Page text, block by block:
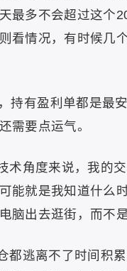
最多不会超过这个
看情况，有时候几
持有盈利单都是最
需要点运气。
术角度来说，我的
能就是我知道什么
脑出去逛街，而不
都逃离不了时间积